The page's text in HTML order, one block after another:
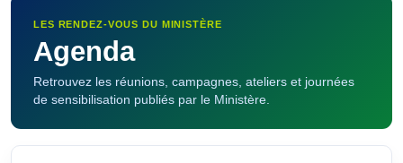
LES RENDEZ-VOUS DU MINISTÈRE
Agenda
Retrouvez les réunions, campagnes, ateliers et journées
de sensibilisation publiés par le Ministère.